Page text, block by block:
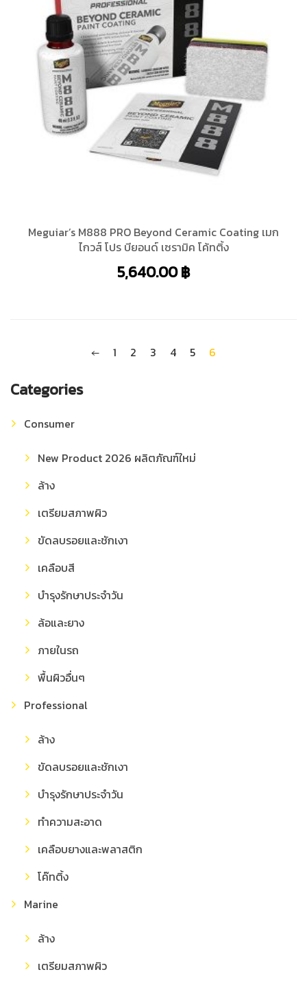
Meguiar’s M888 PRO Beyond Ceramic Coating เมก
ไกวส์ โปร บียอนด์ เซรามิค โค้ทติ้ง
5,640.00฿
← 1 2 3 4 5 6
Categories
Consumer
New Product 2026 ผลิตภัณฑ์ใหม่
ล้าง
เตรียมสภาพผิว
ขัดลบรอยและชักเงา
เคลือบสี
บำรุงรักษาประจำวัน
ล้อและยาง
ภายในรถ
พื้นผิวอื่นๆ
Professional
ล้าง
ขัดลบรอยและชักเงา
บำรุงรักษาประจำวัน
ทำความสะอาด
เคลือบยางและพลาสติก
โค๊ทติ้ง
Marine
ล้าง
เตรียมสภาพผิว